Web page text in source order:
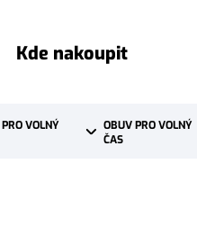
Kde nakoupit
VOLNÝ
OBUV PRO VOLNÝ
ČAS